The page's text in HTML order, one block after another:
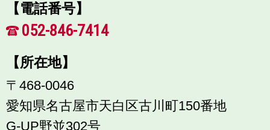
【電話番号】
052-846-7414
【所在地】
〒468-0046
愛知県名古屋市天白区古川町150番地
G-UP野並302号